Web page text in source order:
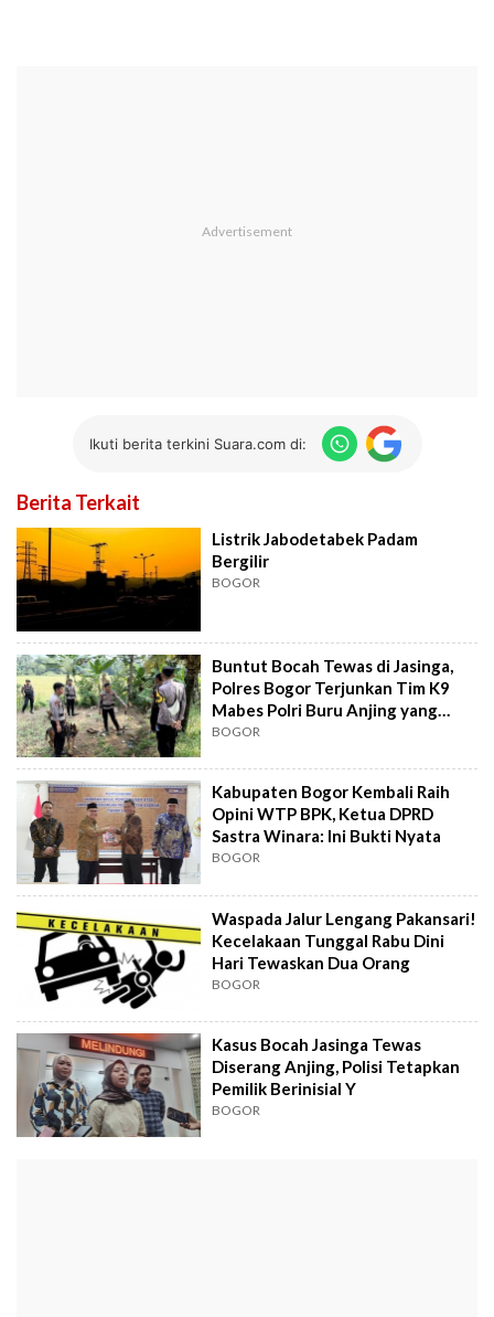
Ikuti berita terkini Suara.com di:
Berita Terkait
Listrik Jabodetabek Padam
Bergilir
BOGOR
Buntut Bocah Tewas di Jasinga,
Polres Bogor Terjunkan Tim K9
Mabes Polri Buru Anjing yang
Lepas
BOGOR
Kabupaten Bogor Kembali Raih
Opini WTP BPK, Ketua DPRD
Sastra Winara: Ini Bukti Nyata
BOGOR
Waspada Jalur Lengang Pakansari!
Kecelakaan Tunggal Rabu Dini
Hari Tewaskan Dua Orang
BOGOR
Kasus Bocah Jasinga Tewas
Diserang Anjing, Polisi Tetapkan
Pemilik Berinisial Y
BOGOR